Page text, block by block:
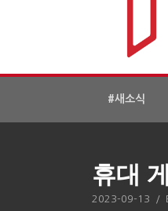
#새소식
휴대
2023-09-13 /